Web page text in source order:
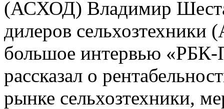
(АСХОД) Владимир
дилеров
большое интервью «РБК-
рассказал о
рынке сельхозтехники,